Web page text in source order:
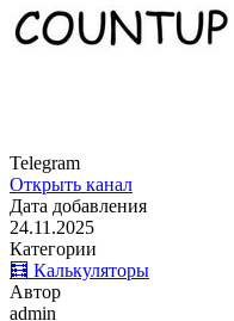
Telegram
Открыть канал
Дата добавления
24.11.2025
Категории
🧮 Калькуляторы
Автор
admin